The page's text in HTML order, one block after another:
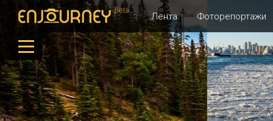
Лента Фоторепортажи